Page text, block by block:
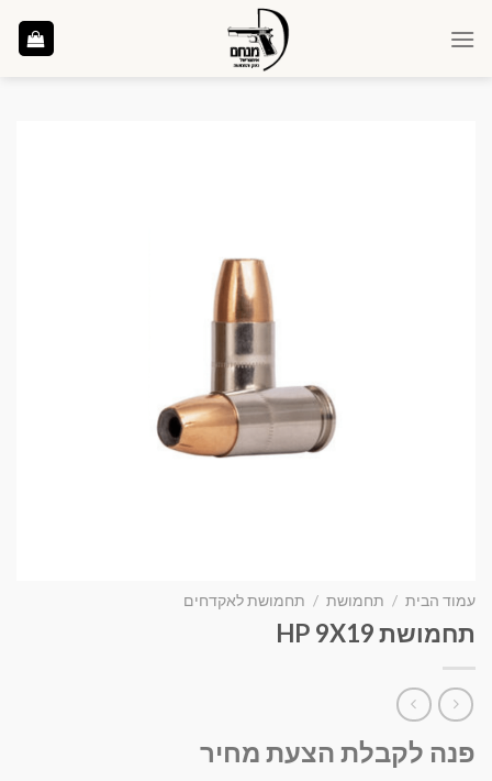
עמוד הבית / תחמושת / תחמושת לאקדחים
תחמושת HP 9X19
פנה לקבלת הצעת מחיר